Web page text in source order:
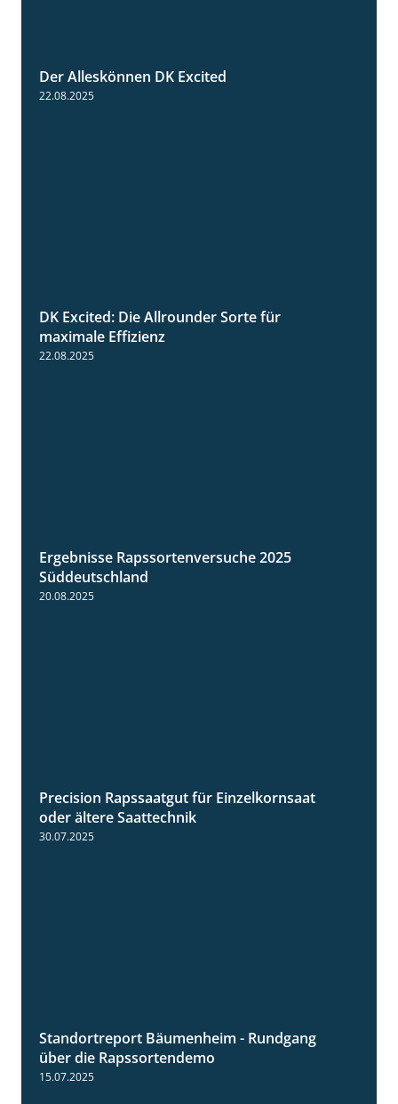
Der Alleskönnen DK Excited
DK Excited: Die Allrounder Sorte für
maximale Effizienz
22.08.2025
Ergebnisse Rapssortenversuche 2025
Süddeutschland
20.08.2025
2:05
Precision Rapssaatgut für Einzelkornsaat
oder ältere Saattechnik
30.07.2025
6:03
Standortreport Bäumenheim - Rundgang
über die Rapssortendemo
15.07.2025